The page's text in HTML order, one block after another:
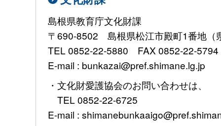
島根県教育庁文化財課
〒690-8502 島根県松江市殿町1番地（
TEL 0852-22-5880 FAX 0852-22-5794
E-mail : bunkazai@pref.shimane.lg.jp
・文化財愛護協会のお問い合わせは、
TEL 0852-22-6725
E-mail :